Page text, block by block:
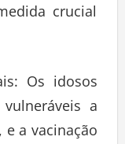
crucial
Os idosos
a
e a vacinação